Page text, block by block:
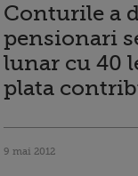
Conturile a
pensionari
lunar cu 40
plata
9 mai 2012